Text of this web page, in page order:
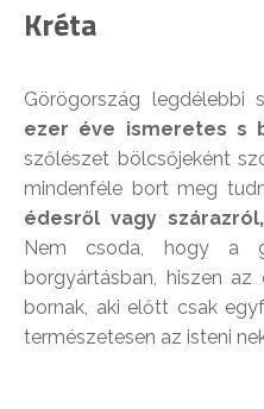
Kréta
Görögország legdélebbi
ezer éve ismeretes s
szőlészet bölcsőjeként
mindenféle bort meg
édesről vagy
Nem csoda, hogy a
borgyártásban, hiszen
bornak, aki előtt csak
természetesen az isteni